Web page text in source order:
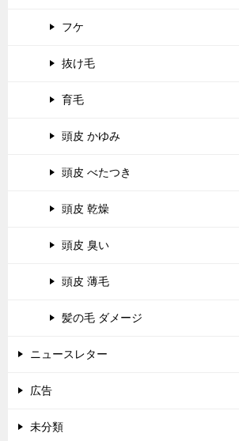
フケ
抜け毛
育毛
頭皮 かゆみ
頭皮 べたつき
頭皮 乾燥
頭皮 臭い
頭皮 薄毛
髪の毛 ダメージ
ニュースレター
広告
未分類